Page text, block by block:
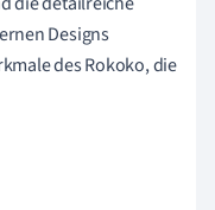
Designs
des Rokoko, die